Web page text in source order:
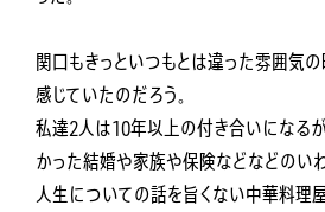
関口もきっといつもとは違った雰囲気
感じていたのだろう。
私達2人は10年以上の付き合いになるが
かった結婚や家族や保険などなどのい
人生についての話を旨くない中華料理